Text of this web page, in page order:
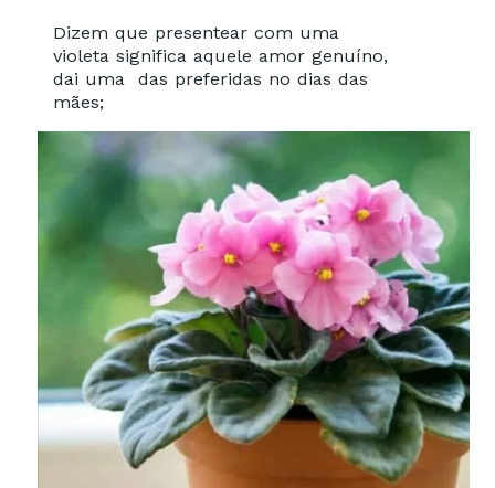
Dizem que presentear com uma
violeta significa aquele amor genuíno,
dai uma das preferidas no dias das
mães;